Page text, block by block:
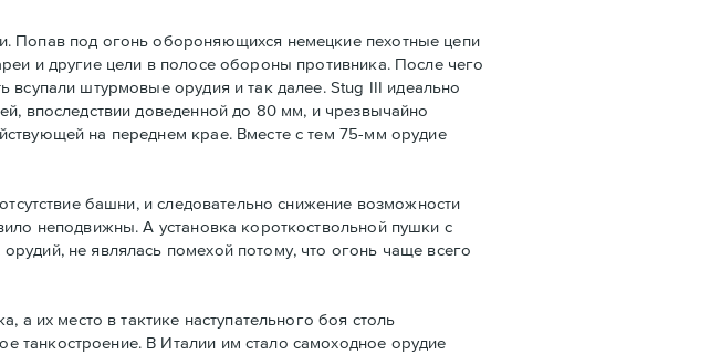
Попав под огонь обороняющихся немецкие пехотные цепи
и другие цели в полосе обороны противника. После чего
всупали штурмовые орудия и так далее. Stug III идеально
впоследствии доведенной до 80 мм, и чрезвычайно
на переднем крае. Вместе с тем 75-мм орудие
башни, и следовательно снижение возможности
неподвижны. А установка короткоствольной пушки с
не являлась помехой потому, что огонь чаще всего
а их место в тактике наступательного боя столь
В Италии им стало самоходное орудие